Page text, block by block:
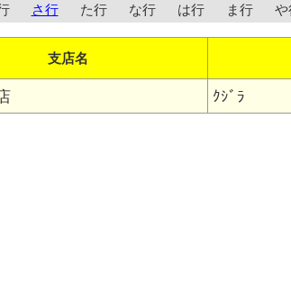
さ行 た行 な行 は行 ま行 や
支店名
ｸｼﾞﾗ